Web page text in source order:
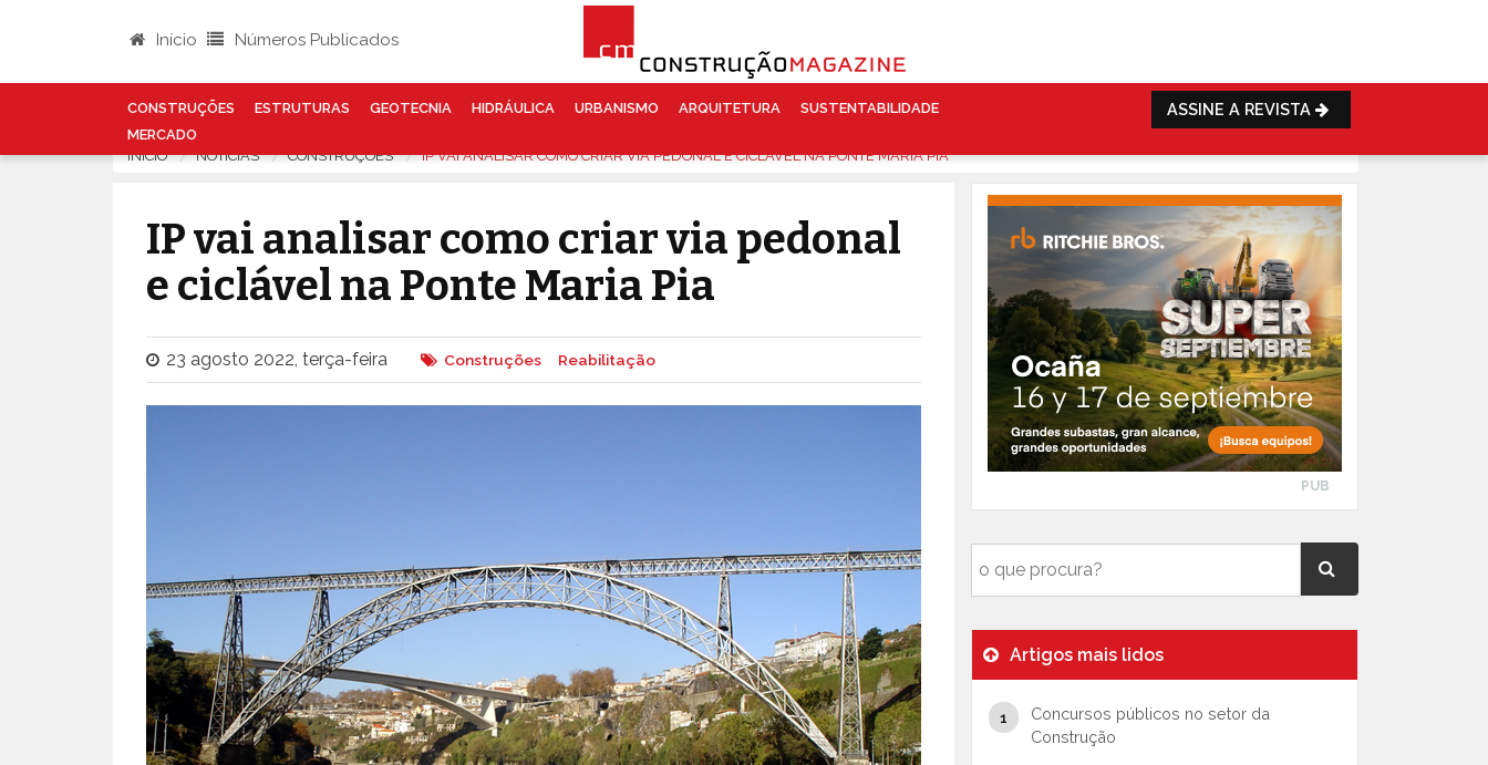
Início Números Publicados
CONSTRUÇÕES ESTRUTURAS GEOTECNIA HIDRÁULICA URBANISMO ARQUITETURA
SUSTENTABILIDADE
MERCADO
ASSINE A REVISTA
INÍCIO NOTÍCIAS CONSTRUÇÕES IP VAI ANALISAR COMO CRIAR VIA PEDONAL E CICLÁVEL NA PONTE MARIA PIA
IP vai analisar como criar via pedonal
e ciclável na Ponte Maria Pia
23 agosto 2022, terça-feira Construções Reabilitação
PUB
Artigos mais lidos
Concursos públicos no setor da
Construção